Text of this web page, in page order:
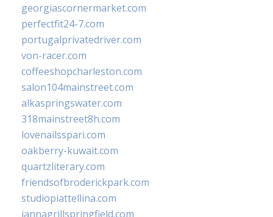
georgiascornermarket.com
perfectfit24-7.com
portugalprivatedriver.com
von-racer.com
coffeeshopcharleston.com
salon104mainstreet.com
alkaspringswater.com
318mainstreet8h.com
lovenailsspari.com
oakberry-kuwait.com
quartzliterary.com
friendsofbroderickpark.com
studiopiattellina.com
jannagrillspringfield.com